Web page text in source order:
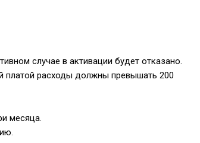
случае в активации будет отказано.
платой расходы должны превышать 200
месяца.